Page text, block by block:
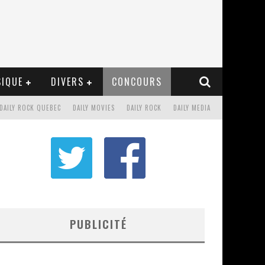
DIVERS CONCOURS
DAILY MEDIA
DAILY ROCK
DAILY MOVIES
DAILY ROCK QUEBEC
PUBLICITÉ